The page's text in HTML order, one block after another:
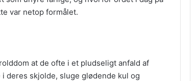
var netop formålet.
at de ofte i et pludseligt anfald af
deres skjolde, sluge glødende kul og